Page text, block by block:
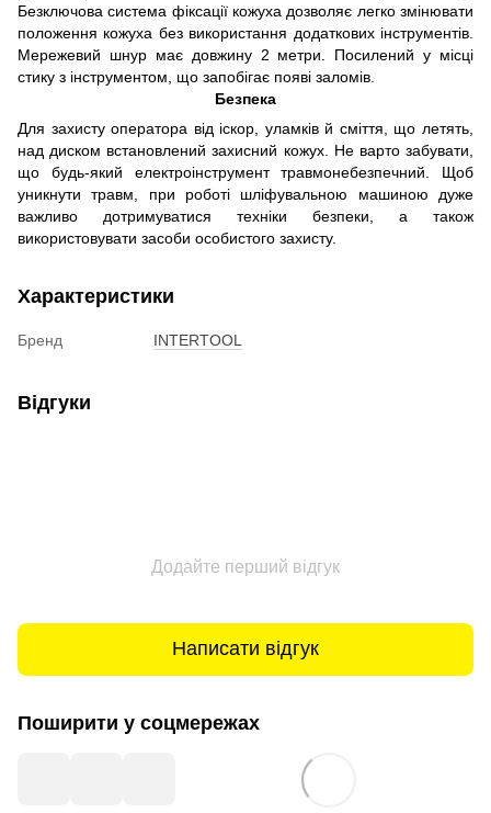
Безключова система фіксації кожуха дозволяє легко змінювати
положення кожуха без використання додаткових інструментів.
Мережевий шнур має довжину 2 метри. Посилений у місці
стику з інструментом, що запобігає появі заломів.
Безпека
Для захисту оператора від іскор, уламків й сміття, що летять,
над диском встановлений захисний кожух. Не варто забувати,
що будь-який електроінструмент травмонебезпечний. Щоб
уникнути травм, при роботі шліфувальною машиною дуже
важливо дотримуватися техніки безпеки, а також
використовувати засоби особистого захисту.
Характеристики
Бренд INTERTOOL
Відгуки
Додайте перший відгук
Написати відгук
Поширити у соцмережах